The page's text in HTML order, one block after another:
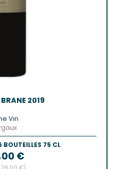
2019
Vin
BOUTEILLES 75 CL
€